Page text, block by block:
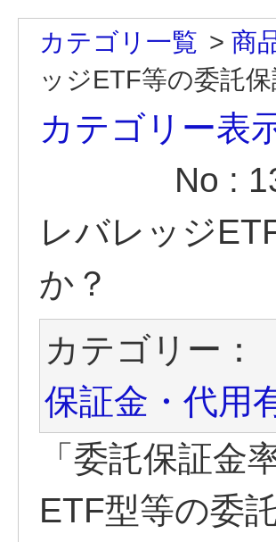
カテゴリ一覧 > 商
ッジETF等の委託
カテゴリー表
No :
レバレッジ
か？
カテゴリー：
保証金・代用
「委託保証
ETF型等の委